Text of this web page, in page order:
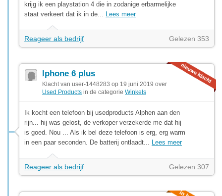
krijg ik een playstation 4 die in zodanige erbarmelijke
staat verkeert dat ik in de... Lees meer
Reageer als bedrijf Gelezen 353
Iphone 6 plus
Klacht van user-1448283 op 19 juni 2019 over
Used Products in de categorie Winkels
Ik kocht een telefoon bij usedproducts Alphen aan den
rijn... hij was gelost, de verkoper verzekerde me dat hij
is goed. Nou ... Als ik bel deze telefoon is erg, erg warm
in een paar seconden. De batterij ontlaadt... Lees meer
Reageer als bedrijf Gelezen 307